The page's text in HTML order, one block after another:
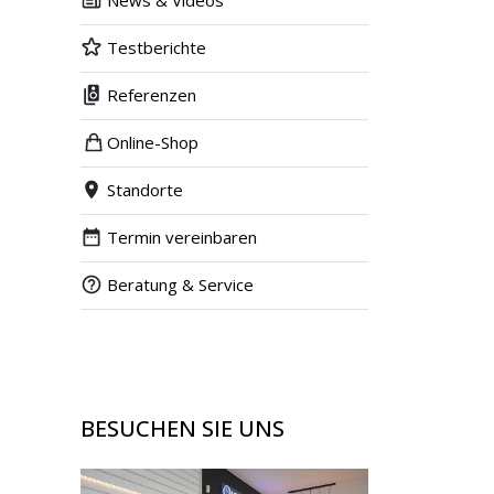
Testberichte
Referenzen
Online-Shop
Standorte
Termin vereinbaren
Beratung & Service
BESUCHEN SIE UNS